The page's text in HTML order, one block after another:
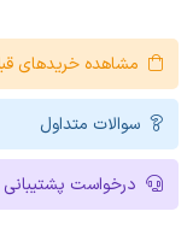
مشاهده خریدهای
سوالات متداول
درخواست پشتیبانی